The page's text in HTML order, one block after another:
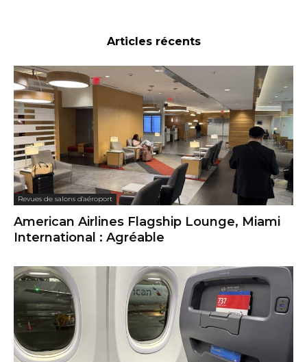
Articles récents
Revues de salons d'aéroport
American Airlines Flagship Lounge, Miami
International : Agréable